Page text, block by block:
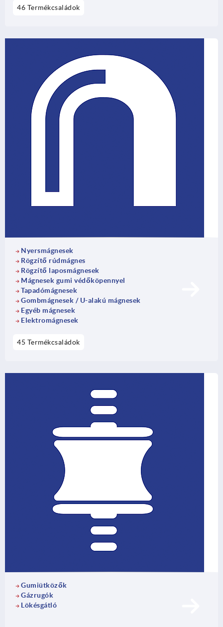
46 Termékcsaládok
Nyersmágnesek
Rögzítő rúdmágnes
Rögzítő laposmágnesek
Mágnesek gumi védőköpennyel
Tapadómágnesek
Gombmágnesek / U-alakú mágnesek
Egyéb mágnesek
Elektromágnesek
45 Termékcsaládok
Gumiütközők
Gázrugók
Lökésgátló